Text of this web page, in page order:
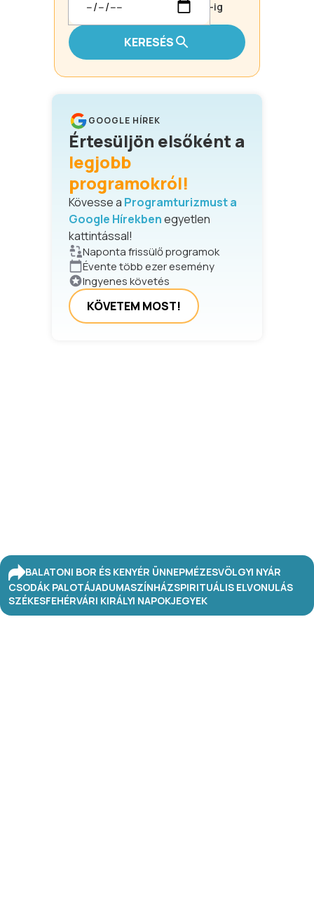
-ig
KERESÉS
GOOGLE HÍREK
Értesüljön elsőként a
legjobb
programokról!
Kövesse a Programturizmust a
Google Hírekbenegyetlen
kattintással!
Naponta frissülő programok
Évente több ezer esemény
Ingyenes követés
KÖVETEM MOST!
BALATONI BOR ÉS KENYÉR ÜNNEPMÉZESVÖLGYI NYÁR
CSODÁK PALOTÁJADUMASZÍNHÁZSPIRITUÁLIS ELVONULÁS
SZÉKESFEHÉRVÁRI KIRÁLYI NAPOKJEGYEK